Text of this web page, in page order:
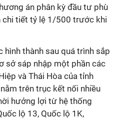
án phân kỳ đầu tư phù
chi tiết tỷ lệ 1/500 trước khi
thành sau quá trình sắp
sở sáp nhập một phần các
và Thái Hòa của tỉnh
trên trục kết nối nhiều
hưởng lợi từ hệ thống
lộ 13, Quốc lộ 1K,